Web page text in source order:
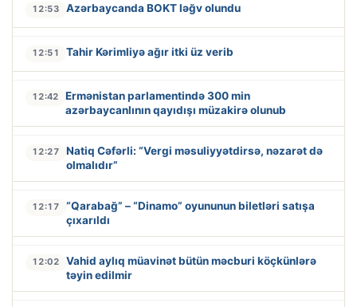
12:53 Azərbaycanda BOKT ləğv olundu
12:51 Tahir Kərimliyə ağır itki üz verib
12:42
Ermənistan parlamentində 300 min
azərbaycanlının qayıdışı müzakirə olunub
12:27
Natiq Cəfərli: “Vergi məsuliyyətdirsə, nəzarət də
olmalıdır”
12:17
“Qarabağ” – “Dinamo” oyununun biletləri satışa
çıxarıldı
12:02
Vahid aylıq müavinət bütün məcburi köçkünlərə
təyin edilmir